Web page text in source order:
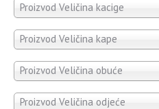
Proizvod Veličina kacige
Proizvod Veličina kape
Proizvod Veličina obuće
Proizvod Veličina odjeće